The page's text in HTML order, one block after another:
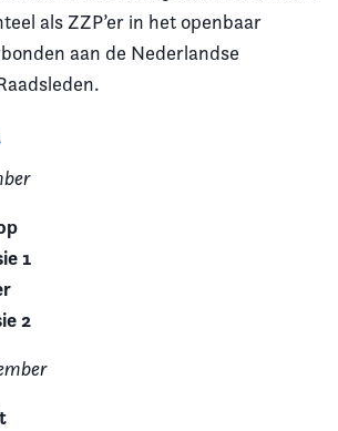
als ZZP’er in het openbaar
aan de Nederlandse
1
2